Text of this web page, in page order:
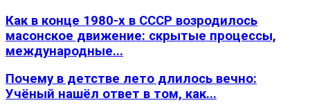
Как в конце 1980-х в СССР возродилось
масонское движение: скрытые процессы,
международные...
Почему в детстве лето длилось вечно:
Учёный нашёл ответ в том, как...